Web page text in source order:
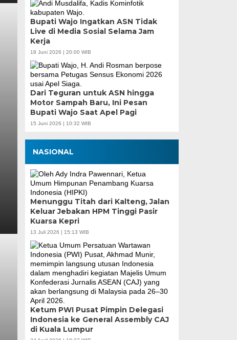
Bupati Wajo Ingatkan ASN Tidak
Live di Media Sosial Selama Jam
Kerja
18 Juni 2026 | 20:00 WIB
Dari Teguran untuk ASN hingga
Motor Sampah Baru, Ini Pesan
Bupati Wajo Saat Apel Pagi
15 Juni 2026 | 10:32 WIB
NASIONAL
Menunggu Titah dari Kalteng, Jalan
Keluar Jebakan HPM Tinggi Pasir
Kuarsa Kepri
13 Juli 2026 | 15:13 WIB
Ketum PWI Pusat Pimpin Delegasi
Indonesia ke General Assembly CAJ
di Kuala Lumpur